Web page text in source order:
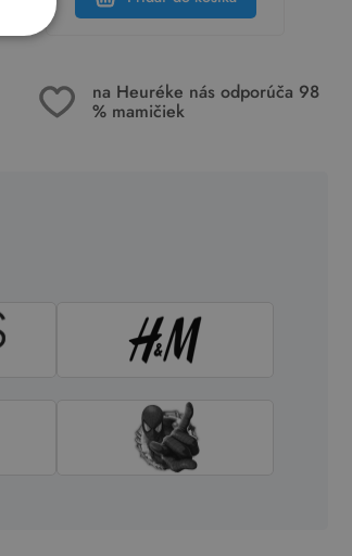
na Heuréke nás odporúča 98
% mamičiek